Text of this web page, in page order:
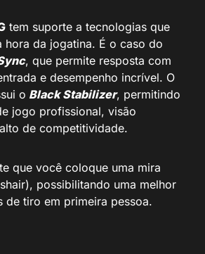
tem suporte a tecnologias que
hora da jogatina. É o caso do
, que permite resposta com
e desempenho incrível. O
o Black Stabilizer, permitindo
jogo profissional, visão
de competitividade.
que você coloque uma mira
possibilitando uma melhor
de tiro em primeira pessoa.